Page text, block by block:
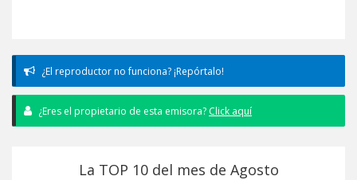
¿El reproductor no funciona? ¡Repórtalo!
¿Eres el propietario de esta emisora? Click aquí
La TOP 10 del mes de Agosto